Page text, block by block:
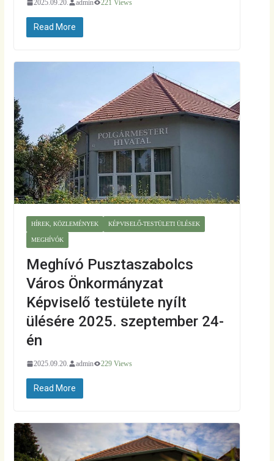
2025.09.20. admin 221 Views
Read More
HÍREK, KÖZLEMÉNYEK KÉPVISELŐ-TESTÜLETI ÜLÉSEK
MEGHÍVÓK
Meghívó Pusztaszabolcs
Város Önkormányzat
Képviselő testülete nyílt
ülésére 2025. szeptember 24-
én
2025.09.20. admin 229 Views
Read More